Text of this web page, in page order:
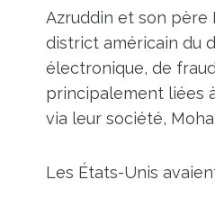
Azruddin et son père
district américain du
électronique, de
principalement liées
via leur société,
Les États-Unis